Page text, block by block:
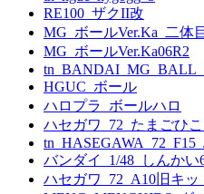
RE100_ザクII改
MG_ボールVer.Ka_二体目
MG_ボールVer.Ka06R2
HGUC_ボール
ハロプラ_ボールハロ
ハセガワ_72_たまごひ
バンダイ_1/48_しんかい
ハセガワ_72_A10旧キッ